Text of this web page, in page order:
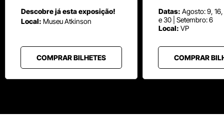
Descobre já esta exposição!
Local: MuseuAtkinson
COMPRAR BILHETES
Datas: Agosto: 9,
e 30 | Setembro: 6
Local: VP
COMPRAR